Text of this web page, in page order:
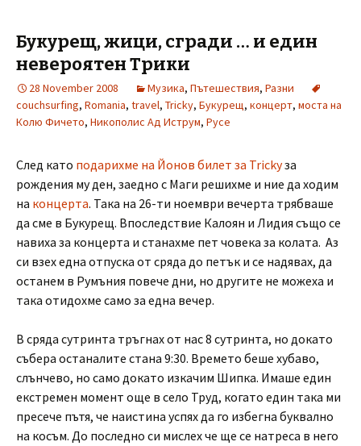
Букурещ, жици, сгради … и един
невероятен Трики
28 November 2008 Музика, Пътешествия, Разни
couchsurfing, Romania, travel, Tricky, Букурещ, концерт, моста на
Колю Фичето, Никополис Ад Иструм, Русе
След като подарихме на Йонов билет за Trickyза
рождения му ден, заедно с Маги решихме и ние да ходим
на концерта. Така на 26-ти ноември вечерта трябваше
да сме в Букурещ. Впоследствие Калоян и Лидия също се
навиха за концерта и станахме пет човека за колата. Аз
си взех една отпуска от сряда до петък и се надявах, да
останем в Румъния повече дни, но другите не можеха и
така отидохме само за една вечер.
В сряда сутринта тръгнах от нас 8 сутринта, но докато
събера останалите стана 9:30. Времето беше хубаво,
слънчево, но само докато изкачим Шипка. Имаше един
екстремен момент още в село Труд, когато един така ми
пресече пътя, че наистина успях да го избегна буквално
на косъм. До последно си мислех че ще се натреса в него